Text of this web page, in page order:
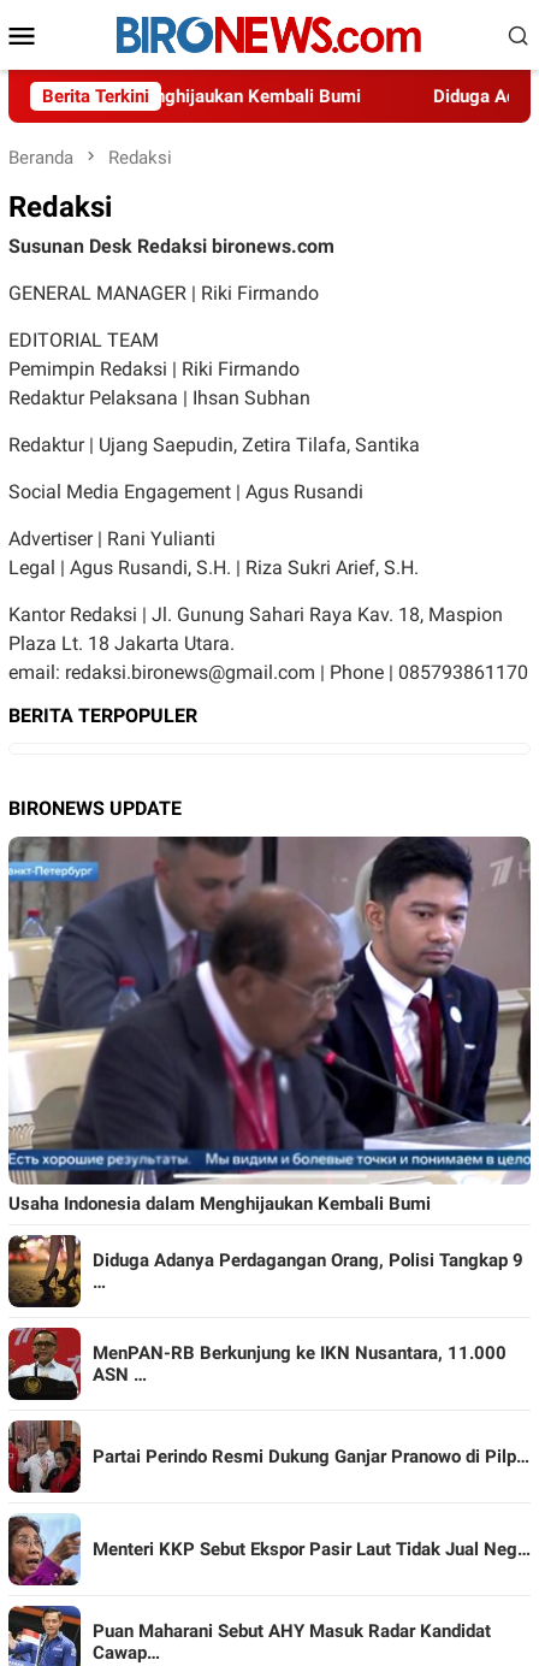
ke
kontenMobile
Berita Terkini
dalam Menghijaukan Kembali Bumi Diduga
Beranda Redaksi
Redaksi
Susunan Desk Redaksi bironews.com
GENERAL MANAGER | Riki Firmando
EDITORIAL TEAM
Pemimpin Redaksi | Riki Firmando
Redaktur Pelaksana | Ihsan Subhan
Redaktur | Ujang Saepudin, Zetira Tilafa, Santika
Social Media Engagement | Agus Rusandi
Advertiser | Rani Yulianti
Legal | Agus Rusandi, S.H. | Riza Sukri Arief, S.H.
Kantor Redaksi | Jl. Gunung Sahari Raya Kav. 18, Maspion
Plaza Lt. 18 Jakarta Utara.
email: redaksi.bironews@gmail.com | Phone | 085793861170
BERITA TERPOPULER
BIRONEWS UPDATE
Usaha Indonesia dalam Menghijaukan Kembali Bumi
Diduga Adanya Perdagangan Orang, Polisi Tangkap 9
…
MenPAN-RB Berkunjung ke IKN Nusantara, 11.000
ASN …
Partai Perindo Resmi Dukung Ganjar Pranowo di Pilp…
Menteri KKP Sebut Ekspor Pasir Laut Tidak Jual Neg…
Puan Maharani Sebut AHY Masuk Radar Kandidat
Cawap…